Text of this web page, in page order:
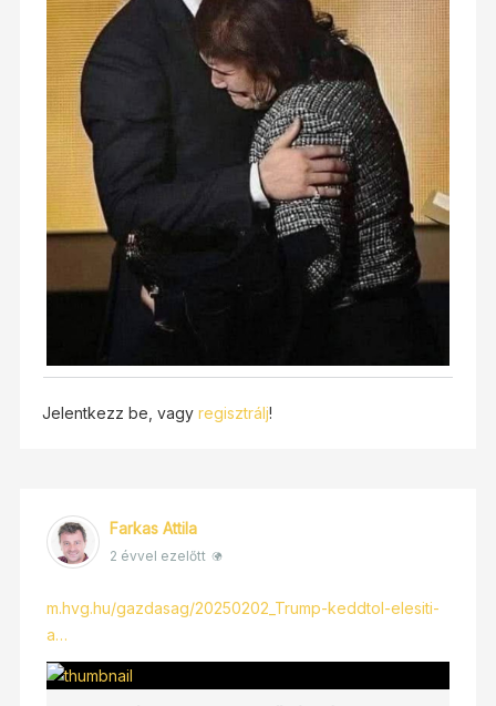
Jelentkezz be, vagy regisztrálj!
Farkas Attila
2 évvel ezelőtt
m.hvg.hu/gazdasag/20250202_Trump-keddtol-elesiti-
a…